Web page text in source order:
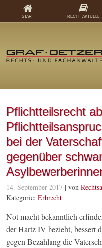
Pflichtteilsrecht
bei der
gegenüber
14. September 2017 | von
Kategorie:Erbrecht
Not macht bekanntlich
der Hartz IV bezieht, bessert
gegen Bezahlung die
START RECHT AKTUELL